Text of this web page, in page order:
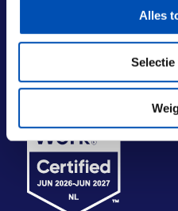
Alles
Selectie